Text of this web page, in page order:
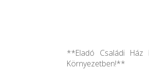
**Eladó Családi Ház
Környezetben!**